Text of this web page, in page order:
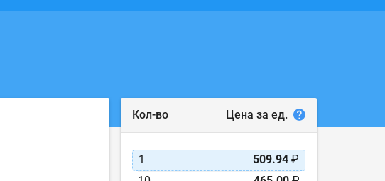
Кол-во Цена за ед.
1 509.94 ₽